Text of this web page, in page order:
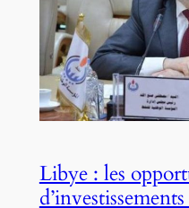
Libye : les